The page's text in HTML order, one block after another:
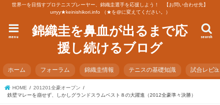
世界一を目指すプロテニスプレーヤー、錦織圭選手を応援しよう！ 【お問い合わせ先】
urryy★keinishikori.info （★を@に変えてください。）
錦織圭を鼻血が出るまで応
援し続けるブログ
search
menu
ホーム フォーラム 錦織圭情報 テニスの基礎知識 試合レビ
HOME
201201全豪オープン
鉄壁マレーを崩せず、しかしグランドスラムベスト８の大躍進（2012全豪準々決勝）